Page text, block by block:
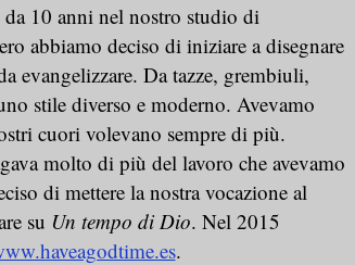
10 anni nel nostro studio di
abbiamo deciso di iniziare a disegnare
evangelizzare. Da tazze, grembiuli,
stile diverso e moderno. Avevamo
cuori volevano sempre di più.
molto di più del lavoro che avevamo
di mettere la nostra vocazione al
su Un tempo di Dio. Nel 2015
.